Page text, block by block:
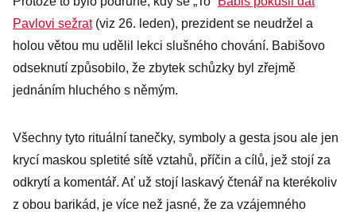
Pavlovi sežrat(viz 26. leden), prezident se neudržel a
holou větou mu udělil lekci slušného chování. Babišovo
odseknutí způsobilo, že zbytek schůzky byl zřejmě
jednáním hluchého s němým.
Všechny tyto rituální tanečky, symboly a gesta jsou ale jen
krycí maskou spletité sítě vztahů, příčin a cílů, jež stojí za
odkrytí a komentář. Ať už stojí laskavý čtenář na kterékoliv
z obou barikád, je více než jasné, že za vzájemného